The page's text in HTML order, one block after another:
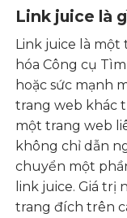
Link juice là
Link juice là
hóa Công cụ
hoặc sức mạnh
trang web khác
một trang web
không chỉ dẫn
chuyển một
link juice. Giá trị
trang đích trên